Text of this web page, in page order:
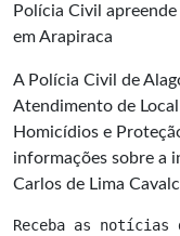
Polícia Civil
em Arapiraca
A Polícia Civil de
Atendimento de
Homicídios e
informações sobre a
Carlos de Lima
Receba as notícias